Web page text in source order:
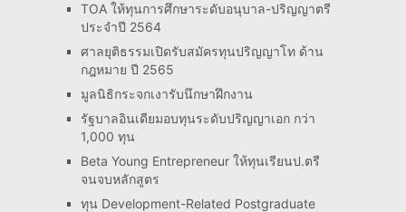
TOA ให้ทุนการศึกษาระดับอนุบาล-ปริญญาตรี
ประจำปี 2564
ศาลยุติธรรมเปิดรับสมัครทุนปริญญาโท ด้าน
กฎหมาย ปี 2565
มูลนิธิกระจกเงารับนึกษาฝึกงาน
รัฐบาลอินเดียมอบทุนระดับปริญญาเอก กว่า
1,000 ทุน
Beta Young Entrepreneur ให้ทุนเรียนป.ตรี
จนจบหลักสูตร
ทุน Development-Related Postgraduate